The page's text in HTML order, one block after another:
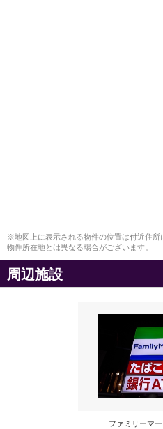
※地図上に表示される物件の位置は付近住
物件所在地とは異なる場合がございます。
周辺施設
ファミリーマ